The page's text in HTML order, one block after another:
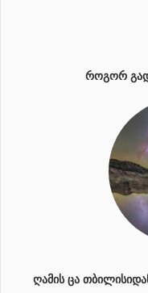
ᲠᲝᲒᲝᲠ
ᲦᲐᲛᲘᲡ ᲪᲐ